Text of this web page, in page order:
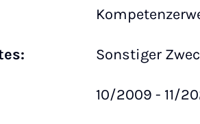
Sonstiger
10/2009 - 11/